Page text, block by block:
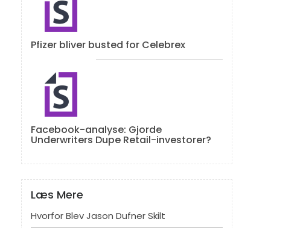
Pfizer bliver busted for Celebrex
Facebook-analyse: Gjorde
Underwriters Dupe Retail-investorer?
Læs Mere
Hvorfor Blev Jason Dufner Skilt